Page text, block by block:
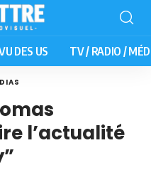
DES US TV / RADIO /
l’actualité